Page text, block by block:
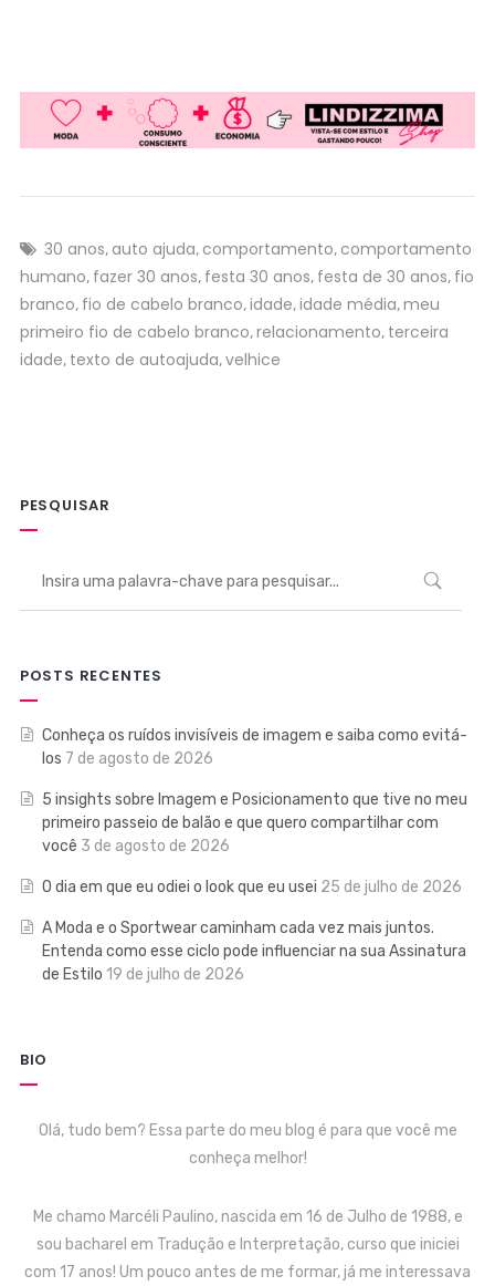
30 anos, auto ajuda, comportamento, comportamento
humano, fazer 30 anos, festa 30 anos, festa de 30 anos, fio
branco, fio de cabelo branco,idade,idade média,meu
primeiro fio de cabelo branco,relacionamento, terceira
idade, texto de autoajuda,velhice
PESQUISAR
POSTS RECENTES
Conheça os ruídos invisíveis de imagem e saiba como evitá-
los 7 de agosto de 2026
5 insights sobre Imagem e Posicionamento que tive no meu
primeiro passeio de balão e que quero compartilhar com
você 3 de agosto de 2026
O dia em que eu odiei o look que eu usei 25 de julho de 2026
A Moda e o Sportwear caminham cada vez mais juntos.
Entenda como esse ciclo pode influenciar na sua Assinatura
de Estilo 19 de julho de 2026
BIO
Olá, tudo bem? Essa parte do meu blog é para que você me
conheça melhor!
Me chamo Marcéli Paulino, nascida em 16 de Julho de 1988, e
sou bacharel em Tradução e Interpretação, curso que iniciei
com 17 anos! Um pouco antes de me formar, já me interessava